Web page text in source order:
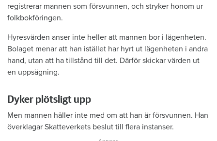
registrerar mannen som försvunnen, och stryker honom ur
folkbokföringen.
Hyresvärden anser inte heller att mannen bor i lägenheten.
Bolaget menar att han istället har hyrt ut lägenheten i andra
hand, utan att ha tillstånd till det. Därför skickar värden ut
en uppsägning.
Dyker plötsligt upp
Men mannen håller inte med om att han är försvunnen. Han
överklagar Skatteverkets beslut till flera instanser.